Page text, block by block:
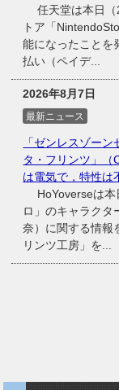
任天堂は本日（
トア「
能になったことを
払い（ペイデ...
2026年8月7日
最新ニュース
「ゼンレスゾー
タ・フリンツ」（
は電気で，特性は
HoYoverseは本
ロ」のキャラクタ
奈）に関する情報
リンツ工房」を...